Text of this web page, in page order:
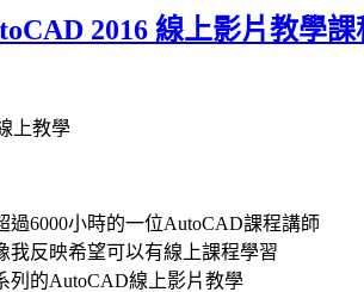
2016 線上影片教學課
過6000小時的一位AutoCAD課程講師
我反映希望可以有線上課程學習
列的AutoCAD線上影片教學